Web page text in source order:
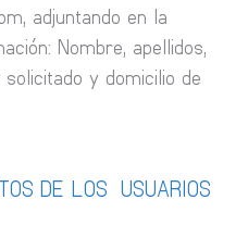
adjuntando en la
Nombre, apellidos,
y domicilio de
DE LOS USUARIOS